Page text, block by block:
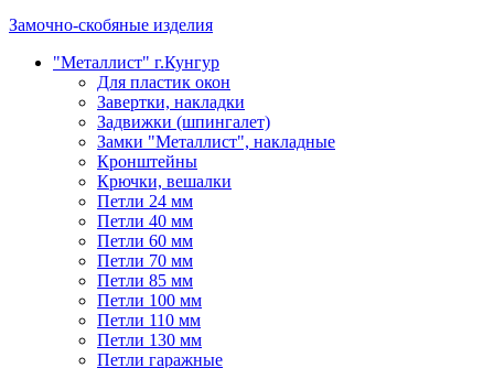
Замочно-скобяные изделия
"Металлист" г.Кунгур
Для пластик окон
Завертки, накладки
Задвижки (шпингалет)
Замки "Металлист", накладные
Кронштейны
Крючки, вешалки
Петли 24 мм
Петли 40 мм
Петли 60 мм
Петли 70 мм
Петли 85 мм
Петли 100 мм
Петли 110 мм
Петли 130 мм
Петли гаражные